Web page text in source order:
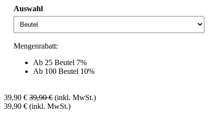
Auswahl
Mengenrabatt:
Ab 25 Beutel 7%
Ab 100 Beutel 10%
39,90 € 39,90€ (inkl. MwSt.)
39,90 € (inkl. MwSt.)